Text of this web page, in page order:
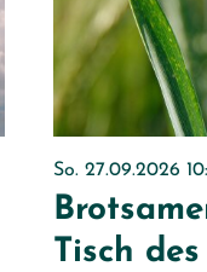
So. 27.09.2026
Tisch